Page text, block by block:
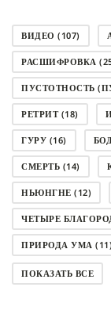
ВИДЕО (107)
РАСШИФРОВКА
ПУСТОТНОСТЬ
РЕТРИТ(18)
ГУРУ (16)
СМЕРТЬ (14)
НЬЮНГНЕ (12)
ЧЕТЫРЕ
ПРИРОДА УМА (11)
СОВЕТ(10)
ПОКАЗАТЬ ВСЕ